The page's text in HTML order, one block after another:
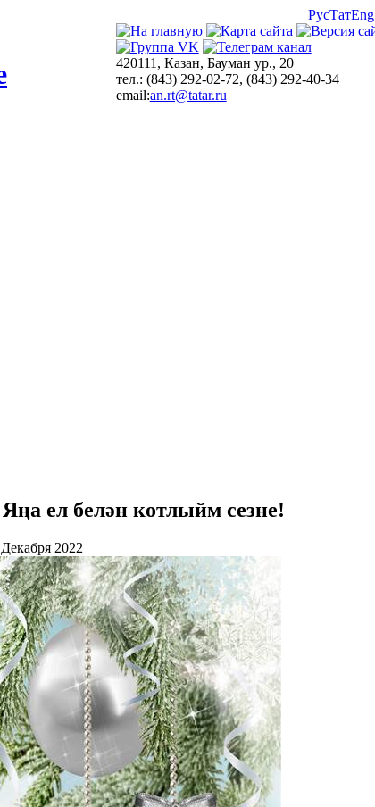
РусТатEng
420111, Казан, Бауман ур., 20
тел.: (843) 292-02-72, (843) 292-40-34
email:an.rt@tatar.ru
ел белән котлыйм сезне!
2022